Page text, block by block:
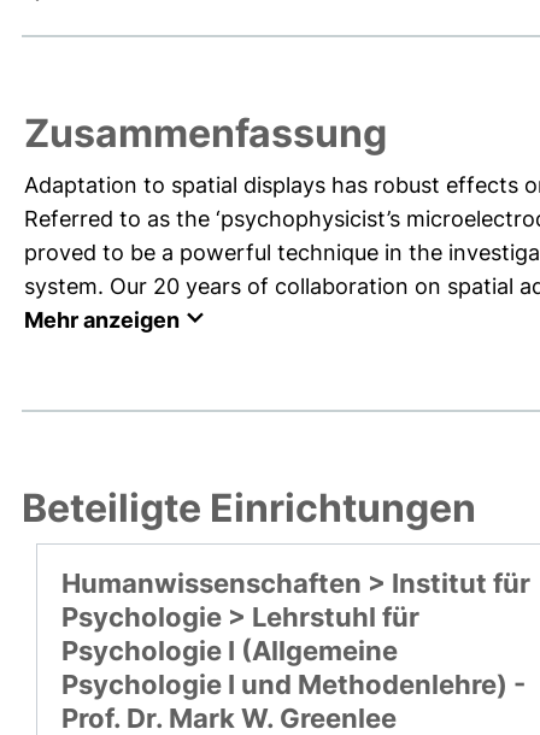
Zusammenfassung
Adaptation to spatial displays has robust effects
Referred to as the ‘psychophysicist’s
proved to be a powerful technique in the
system. Our 20 years of collaboration on spatial
Mehr anzeigen
Beteiligte Einrichtungen
Humanwissenschaften > Institut für
Psychologie > Lehrstuhl für
Psychologie I (Allgemeine
Psychologie I und Methodenlehre) -
Prof. Dr. Mark W. Greenlee